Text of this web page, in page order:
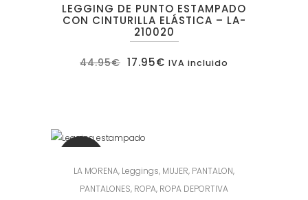
LEGGING DE PUNTO ESTAMPADO
CON CINTURILLA ELÁSTICA – LA-
210020
44.95€ El
precio
17.95€ El
precio
IVA incluido
LA MORENA, Leggings, MUJER, PANTALON,
PANTALONES, ROPA, ROPA DEPORTIVA